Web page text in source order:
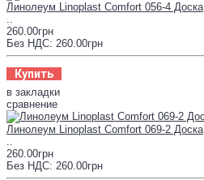
Линолеум Linoplast Comfort 056-4 Доска
..
260.00грн
Без НДС: 260.00грн
Купить
в закладки
сравнение
Линолеум Linoplast Comfort 069-2 Доска
..
260.00грн
Без НДС: 260.00грн